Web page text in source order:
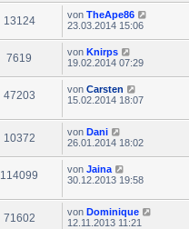
13124 von TheApe86
23.03.2014 15:06
7619 von Knirps
19.02.2014 07:29
47203 von Carsten
15.02.2014 18:07
10372 von Dani
26.01.2014 18:02
114099 von Jaina
30.12.2013 19:58
71602 von Dominique
12.11.2013 11:21